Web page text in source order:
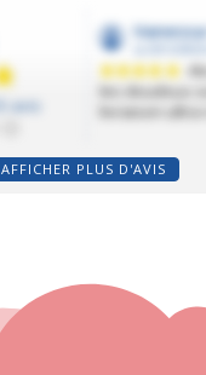
AFFICHER PLUS D'AVIS